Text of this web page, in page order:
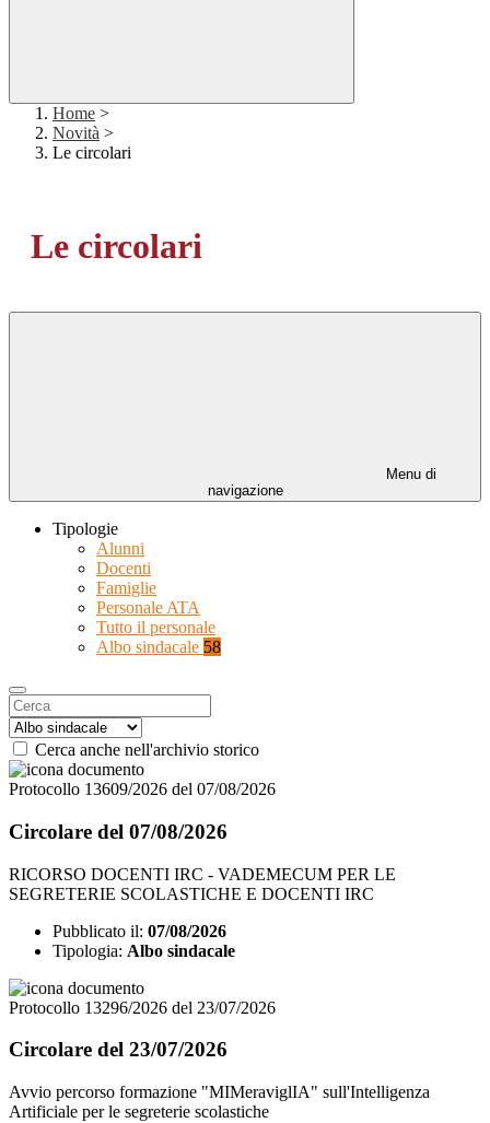
Home >
Novità >
Le circolari
Le circolari
Menu di
navigazione
Tipologie
Alunni
Docenti
Famiglie
Personale ATA
Tutto il personale
Albo sindacale 58
Cerca anche nell'archivio storico
Protocollo 13609/2026 del 07/08/2026
Circolare del 07/08/2026
RICORSO DOCENTI IRC - VADEMECUM PER LE
SEGRETERIE SCOLASTICHE E DOCENTI IRC
Pubblicato il: 07/08/2026
Tipologia: Albo sindacale
Protocollo 13296/2026 del 23/07/2026
Circolare del 23/07/2026
Avvio percorso formazione "MIMeraviglIA" sull'Intelligenza
Artificiale per le segreterie scolastiche